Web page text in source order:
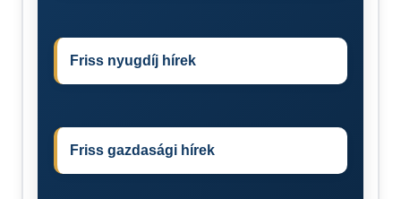
Friss nyugdíj hírek
Friss gazdasági hírek